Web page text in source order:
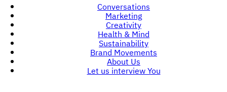
Online
Media
about
Creators
Tellscore
Conversations
Marketing
Creativity
Health & Mind
Sustainability
Brand Movements
About Us
Let us interview You